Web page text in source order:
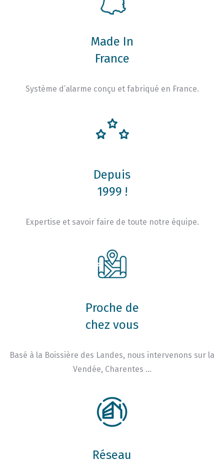
Made In
France
Système d’alarme conçu et fabriqué en France.
Depuis
1999 !
Expertise et savoir faire de toute notre équipe.
Proche de
chez vous
Basé à la Boissière des Landes, nous intervenons sur la
Vendée, Charentes …
Réseau